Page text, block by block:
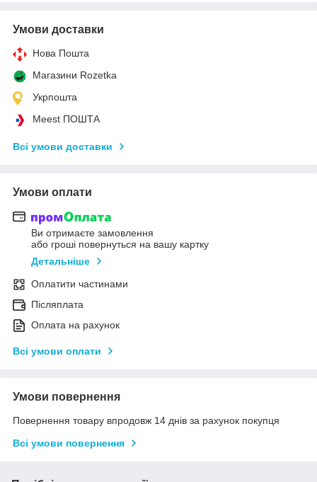
Умови доставки
Нова Пошта
Магазини Rozetka
Укрпошта
Meest ПОШТА
Всі умови доставки
Умови оплати
Ви отримаєте замовлення
або гроші повернуться на вашу картку
Детальніше
Оплатити частинами
Післяплата
Оплата на рахунок
Всі умови оплати
Умови повернення
Повернення товару впродовж 14 днів за рахунок покупця
Всі умови повернення